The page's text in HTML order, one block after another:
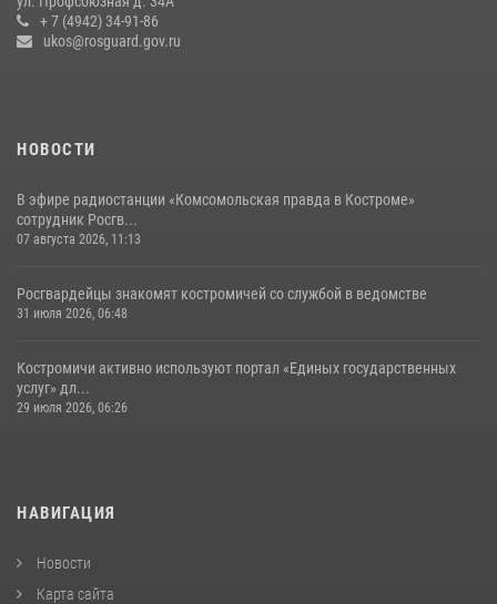
+ 7 (4942) 34-91-86
ukos@rosguard.gov.ru
НОВОСТИ
В эфире радиостанции «Комсомольская правда в Костроме»
сотрудник Росгв...
07 августа 2026, 11:13
Росгвардейцы знакомят костромичей со службой в ведомстве
31 июля 2026, 06:48
Костромичи активно используют портал «Единых государственных
услуг» дл...
29 июля 2026, 06:26
НАВИГАЦИЯ
Новости
Карта сайта